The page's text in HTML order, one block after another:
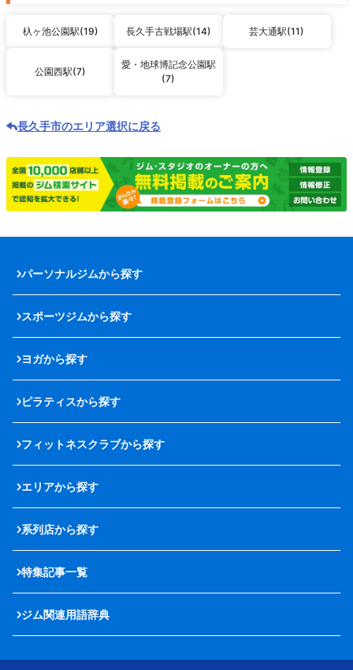
杁ヶ池公園駅(19) 長久手古戦場駅(14) 芸大通駅(11)
公園西駅(7)
愛・地球博記念公園駅
(7)
長久手市のエリア選択に戻る
パーソナルジムから探す
スポーツジムから探す
ヨガから探す
ピラティスから探す
フィットネスクラブから探す
エリアから探す
系列店から探す
特集記事一覧
ジム関連用語辞典